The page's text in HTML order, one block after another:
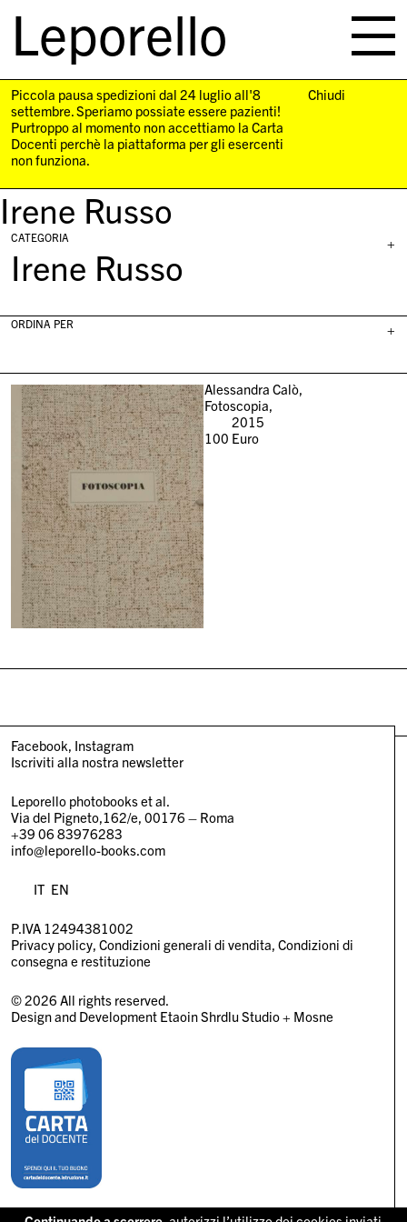
Leporello
navigation
Piccola pausa spedizioni dal 24 luglio all'8
settembre. Speriamo possiate essere pazienti!
Purtroppo al momento non accettiamo la Carta
Docenti perchè la piattaforma per gli esercenti
non funziona.
Chiudi
Irene Russo
+
CATEGORIA
Irene Russo
+
ORDINA PER
Alessandra Calò,
Fotoscopia,
2015
100 Euro
Facebook Instagram
Iscriviti alla nostra newsletter
Leporello photobooks et al.
Via del Pigneto,162/e, 00176 – Roma
+39 06 83976283
info@leporello-books.com
IT EN
P.IVA 12494381002
Privacy policy Condizioni generali di vendita Condizioni di
consegna e restituzione
© 2026 All rights reserved.
Design and Development Etaoin Shrdlu Studio+ Mosne